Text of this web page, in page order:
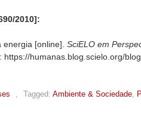
2010]:
[online]. SciELO em
https://humanas.blog.scielo.org/
Tagged: Ambiente & Sociedade